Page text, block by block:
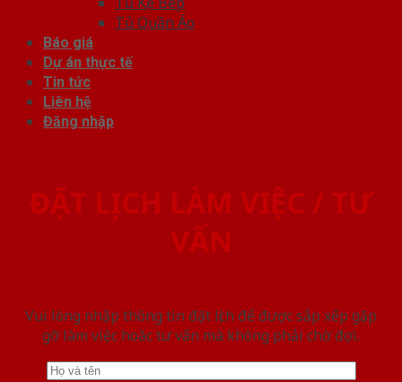
Tủ Quần Áo
Báo giá
Dự án thực tế
Tin tức
Liên hệ
Đăng nhập
ĐẶT LỊCH LÀM VIỆC / TƯ
VẤN
Vui lòng nhập thông tin đặt lịch để được sắp xếp gặp
gỡ làm việc hoăc tư vấn mà không phải chờ đợi.